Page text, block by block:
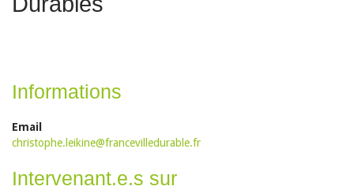
Informations
Email
christophe.leikine@francevilledurable.fr
Intervenant.e.s sur